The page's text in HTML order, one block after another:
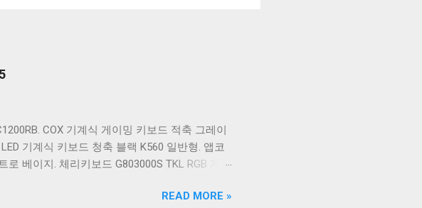
COX 기계식 게이밍 키보드 적축 그레이
기계식 키보드 청축 블랙 K560 일반형. 앱코
베이지. 체리키보드 G803000S TKL RGB 게이
게이밍 키보드 적축 K517 일반형 레트로 베이
READ MORE »